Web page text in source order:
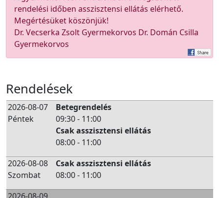
rendelési időben asszisztensi ellátás elérhető.
Megértésüket köszönjük!
Dr. Vecserka Zsolt Gyermekorvos Dr. Domán Csilla
Gyermekorvos
Rendelések
2026-08-07
Péntek
Betegrendelés
09:30 - 11:00
Csak asszisztensi ellátás
08:00 - 11:00
2026-08-08
Szombat
Csak asszisztensi ellátás
08:00 - 11:00